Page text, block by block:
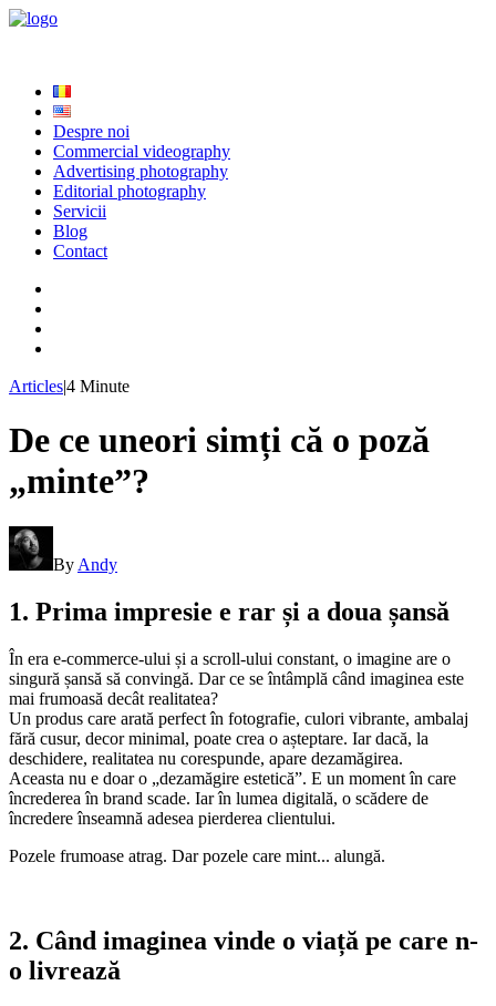
Despre noi
Commercial videography
Advertising photography
Editorial photography
Servicii
Blog
Contact
Articles|4 Minute
De ce uneori simți că o poză
„minte”?
By Andy
1. Prima impresie e rar și a doua șansă
În era e-commerce-ului și a scroll-ului constant, o imagine are o
singură șansă să convingă. Dar ce se întâmplă când imaginea este
mai frumoasă decât realitatea?
Un produs care arată perfect în fotografie, culori vibrante, ambalaj
fără cusur, decor minimal, poate crea o așteptare. Iar dacă, la
deschidere, realitatea nu corespunde, apare dezamăgirea.
Aceasta nu e doar o „dezamăgire estetică”. E un moment în care
încrederea în brand scade. Iar în lumea digitală, o scădere de
încredere înseamnă adesea pierderea clientului.
Pozele frumoase atrag. Dar pozele care mint... alungă.
2. Când imaginea vinde o viață pe care n-
o livrează